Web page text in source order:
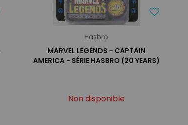
Hasbro
MARVEL LEGENDS - CAPTAIN
AMERICA - SÉRIE HASBRO (20 YEARS)
Non disponible